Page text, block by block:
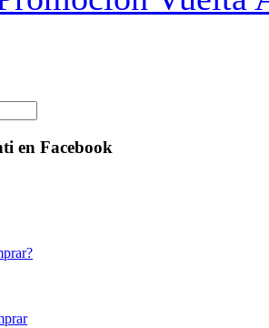
en Facebook